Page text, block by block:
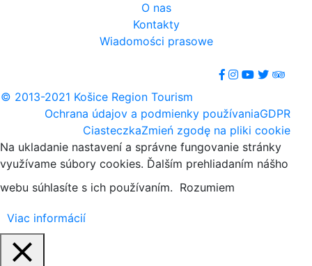
O nas
Kontakty
Wiadomości prasowe
© 2013-2021 Košice Region Tourism
Ochrana údajov a podmienky používaniaGDPR
CiasteczkaZmień zgodę na pliki cookie
Na ukladanie nastavení a správne fungovanie stránky
využívame súbory cookies. Ďalším prehliadaním nášho
webu súhlasíte s ich používaním. Rozumiem
Viac informácií